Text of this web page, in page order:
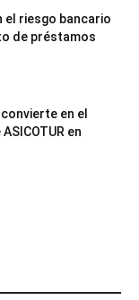
el riesgo bancario
de préstamos
en el
en